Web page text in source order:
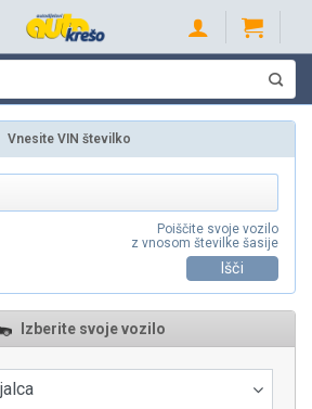
Vnesite VIN številko
Poiščite svoje vozilo
z vnosom številke šasije
Išči
Izberite svoje vozilo